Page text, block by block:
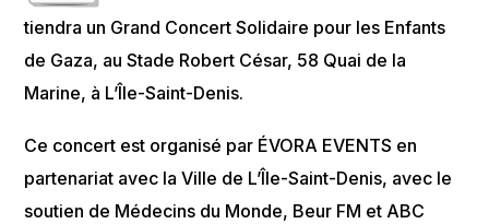
tiendra un Grand Concert Solidaire pour les Enfants
de Gaza, au Stade Robert César, 58 Quai de la
Marine, à L’Île-Saint-Denis.
Ce concert est organisé par ÉVORA EVENTS en
partenariat avec la Ville de L’Île-Saint-Denis, avec le
soutien de Médecins du Monde, Beur FM et ABC